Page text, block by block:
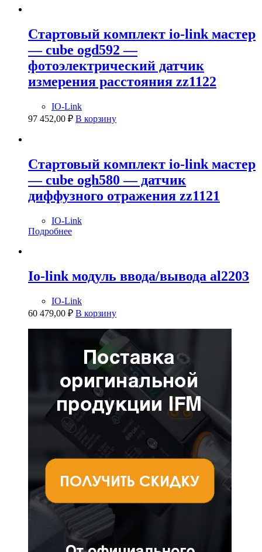
Стартовый комплект io-link мастер
— cube ogd592 —
фотоэлектрический датчик
измерения расстояния zz1122
IO-Link
97 452,00 ₽ В корзину
Стартовый комплект io-link мастер
— cube ogh580 — датчик
диффузного отражения zz1121
IO-Link
Подробнее
Io-link модуль ввода/вывода al2203
IO-Link
60 479,00 ₽ В корзину